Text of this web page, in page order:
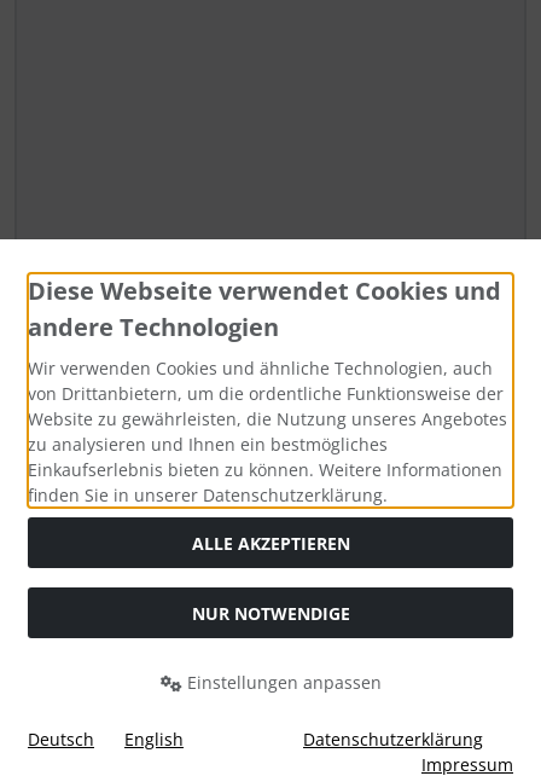
Sicherheitscode
Sicherheitscode bitte hier eingeben:
Ich habe die Datenschutzrichtlinien zur Kenntnis
Diese Webseite verwendet Cookies und
andere Technologien
Wir verwenden Cookies und ähnliche Technologien, auch
von Drittanbietern, um die ordentliche Funktionsweise der
Website zu gewährleisten, die Nutzung unseres Angebotes
zu analysieren und Ihnen ein bestmögliches
Einkaufserlebnis bieten zu können. Weitere Informationen
finden Sie in unserer Datenschutzerklärung.
ALLE AKZEPTIEREN
NUR NOTWENDIGE
Einstellungen anpassen
Deutsch English
Datenschutzerklärung
Impressum